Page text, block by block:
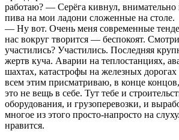
работаю? — Серёга кивнул, внимательно
пива на мои ладони сложенные на столе.
— Ну вот. Очень меня современные
нас вокруг творится — беспокоят.
участились? Участились. Последняя
жертв куча. Аварии на теплостанциях,
шахтах, катастрофы на железных дорогах
всем этим присматриваю, в конце
это не вещь в себе. Тут тебе и
оборудования, и грузоперевозки, и
многое из этого просто-напросто на
нравится.